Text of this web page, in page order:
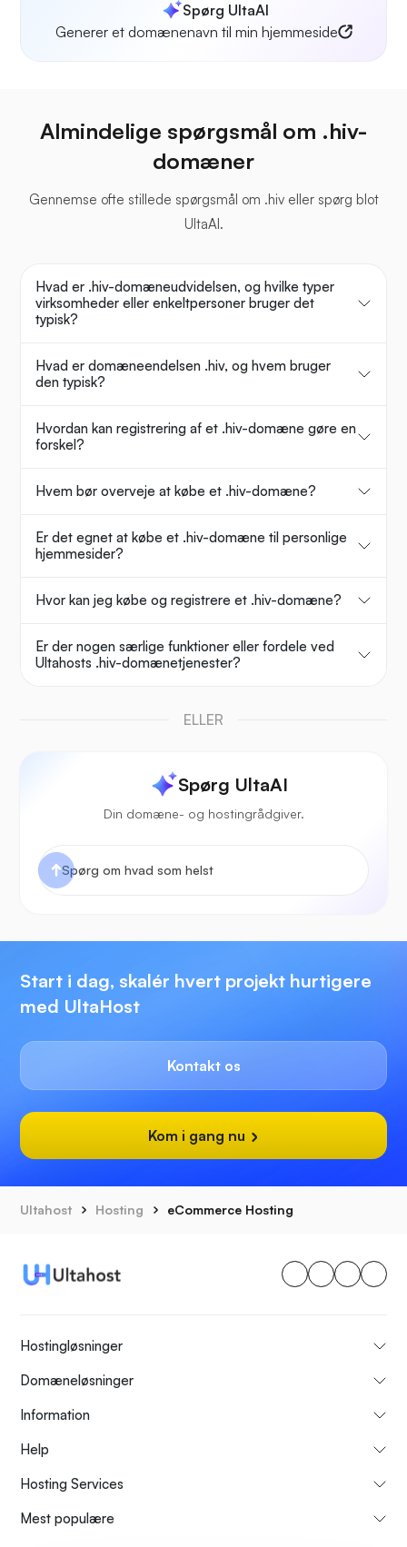
Spørg UltaAI
Generer et domænenavn til min hjemmeside
Almindelige spørgsmål om .hiv-
domæner
Gennemse ofte stillede spørgsmål om .hiv eller spørg blot
UltaAI.
Hvad er .hiv-domæneudvidelsen, og hvilke typer
virksomheder eller enkeltpersoner bruger det
typisk?
Hvad er domæneendelsen .hiv, og hvem bruger
den typisk?
Hvordan kan registrering af et .hiv-domæne gøre en
forskel?
Hvem bør overveje at købe et .hiv-domæne?
Er det egnet at købe et .hiv-domæne til personlige
hjemmesider?
Hvor kan jeg købe og registrere et .hiv-domæne?
Er der nogen særlige funktioner eller fordele ved
Ultahosts .hiv-domænetjenester?
ELLER
Spørg UltaAI
Din domæne- og hostingrådgiver.
Start i dag, skalér hvert projekt hurtigere
med UltaHost
Kontakt os
Kom i gang nu
Ultahost Hosting eCommerce Hosting
Hostingløsninger
Domæneløsninger
Information
Help
Hosting Services
Mest populære